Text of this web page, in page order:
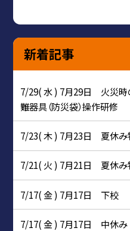
新着記事
7/29( 水 ) 7月29日 火災時
難器具（防災袋）操作研修
7/23( 木 ) 7月23日 夏休み
7/21( 火 ) 7月21日 夏休み
7/17( 金 ) 7月17日 下校
7/17( 金 ) 7月17日 中休み